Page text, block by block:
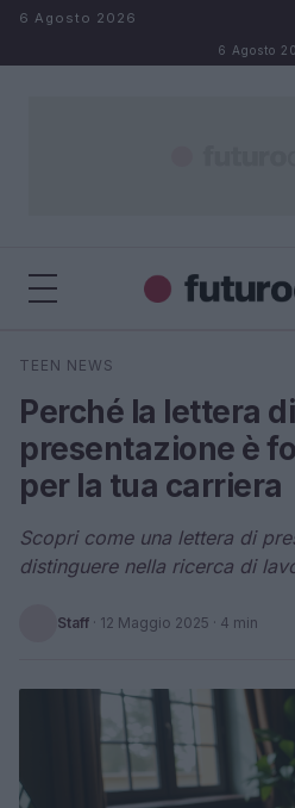
Salta al contenuto
6 Agosto 2026
6 Agosto
Cerca
TEEN NEWS
Perché la lettera di
presentazione è
per la tua carriera
Scopri come una lettera di
distinguere nella ricerca di
Staff · 12 Maggio 2025 · 4 min